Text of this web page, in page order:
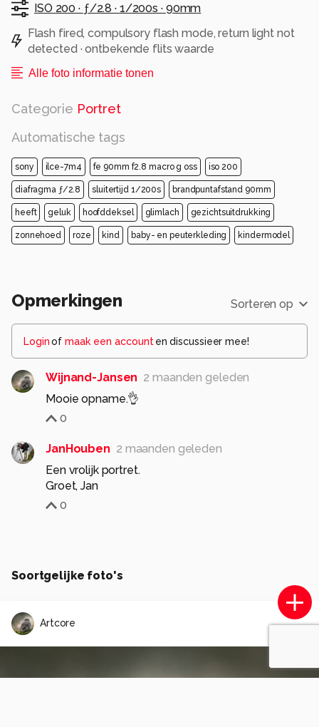
ISO 200 · ƒ/2.8 · 1/200s · 90mm
Flash fired, compulsory flash mode, return light not
detected · ontbekende flits waarde
Alle foto informatie tonen
Categorie Portret
Automatische tags
sony ilce-7m4 fe 90mm f2.8 macro g oss iso 200
diafragma ƒ/2.8 sluitertijd 1/200s brandpuntafstand 90mm
heeft geluk hoofddeksel glimlach gezichtsuitdrukking
zonnehoed roze kind baby- en peuterkleding kindermodel
Opmerkingen Sorteren op
Loginof maak een account en discussieer mee!
Wijnand-Jansen 2 maanden geleden
Mooie opname.👌
0
JanHouben 2 maanden geleden
Een vrolijk portret.
Groet, Jan
0
Soortgelijke foto's
Artcore